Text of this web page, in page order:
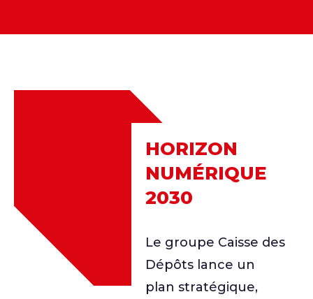
HORIZON
NUMÉRIQUE
2030
Le groupe Caisse des
Dépôts lance un
plan stratégique,